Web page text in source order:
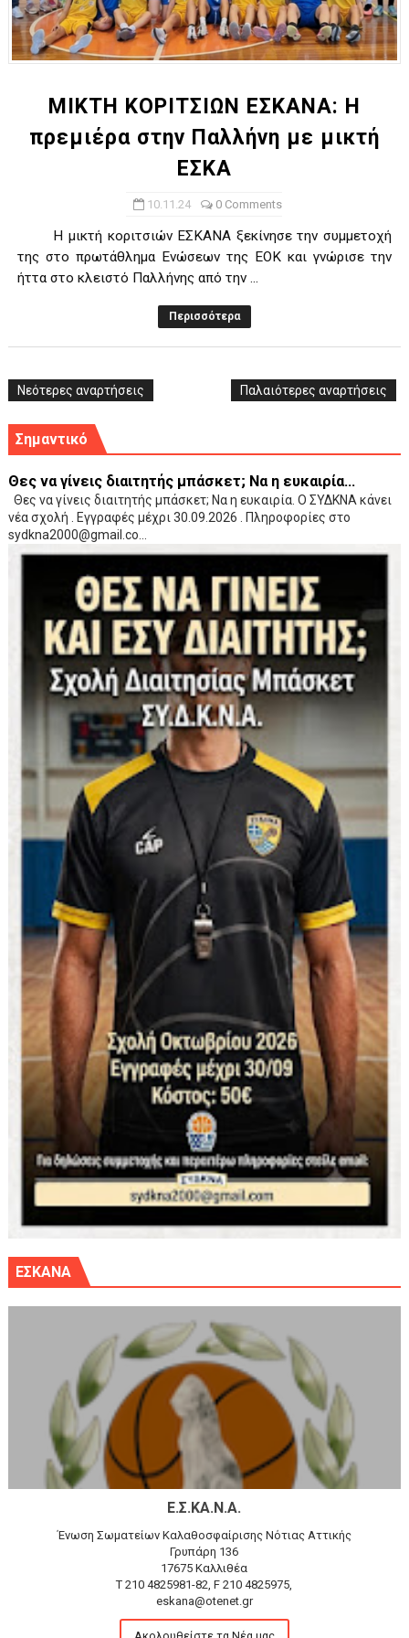
ΜΙΚΤΗ ΚΟΡΙΤΣΙΩΝ ΕΣΚΑΝΑ: Η
πρεμιέρα στην Παλλήνη με μικτή
ΕΣΚΑ
10.11.24 0 Comments
H μικτή κοριτσιών ΕΣΚΑΝΑ ξεκίνησε την συμμετοχή
της στο πρωτάθλημα Ενώσεων της ΕΟΚ και γνώρισε την
ήττα στο κλειστό Παλλήνης από την ...
Περισσότερα
Νεότερες αναρτήσεις Παλαιότερες αναρτήσεις
Σημαντικό
Θες να γίνεις διαιτητής μπάσκετ; Να η ευκαιρία...
Θες να γίνεις διαιτητής μπάσκετ; Να η ευκαιρία. Ο ΣΥΔΚΝΑ κάνει
νέα σχολή . Εγγραφές μέχρι 30.09.2026 . Πληροφορίες στο
sydkna2000@gmail.co...
ΕΣΚΑΝΑ
Ε.Σ.ΚΑ.Ν.Α.
Ένωση Σωματείων Καλαθοσφαίρισης Νότιας Αττικής
Γρυπάρη 136
17675 Καλλιθέα
T 210 4825981-82, F 210 4825975,
eskana@otenet.gr